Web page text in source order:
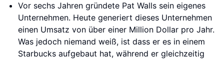
Vor sechs Jahren gründete Pat Walls sein eigenes
Unternehmen. Heute generiert dieses Unternehmen
einen Umsatz von über einer Million Dollar pro Jahr.
Was jedoch niemand weiß, ist dass er es in einem
Starbucks aufgebaut hat, während er gleichzeitig